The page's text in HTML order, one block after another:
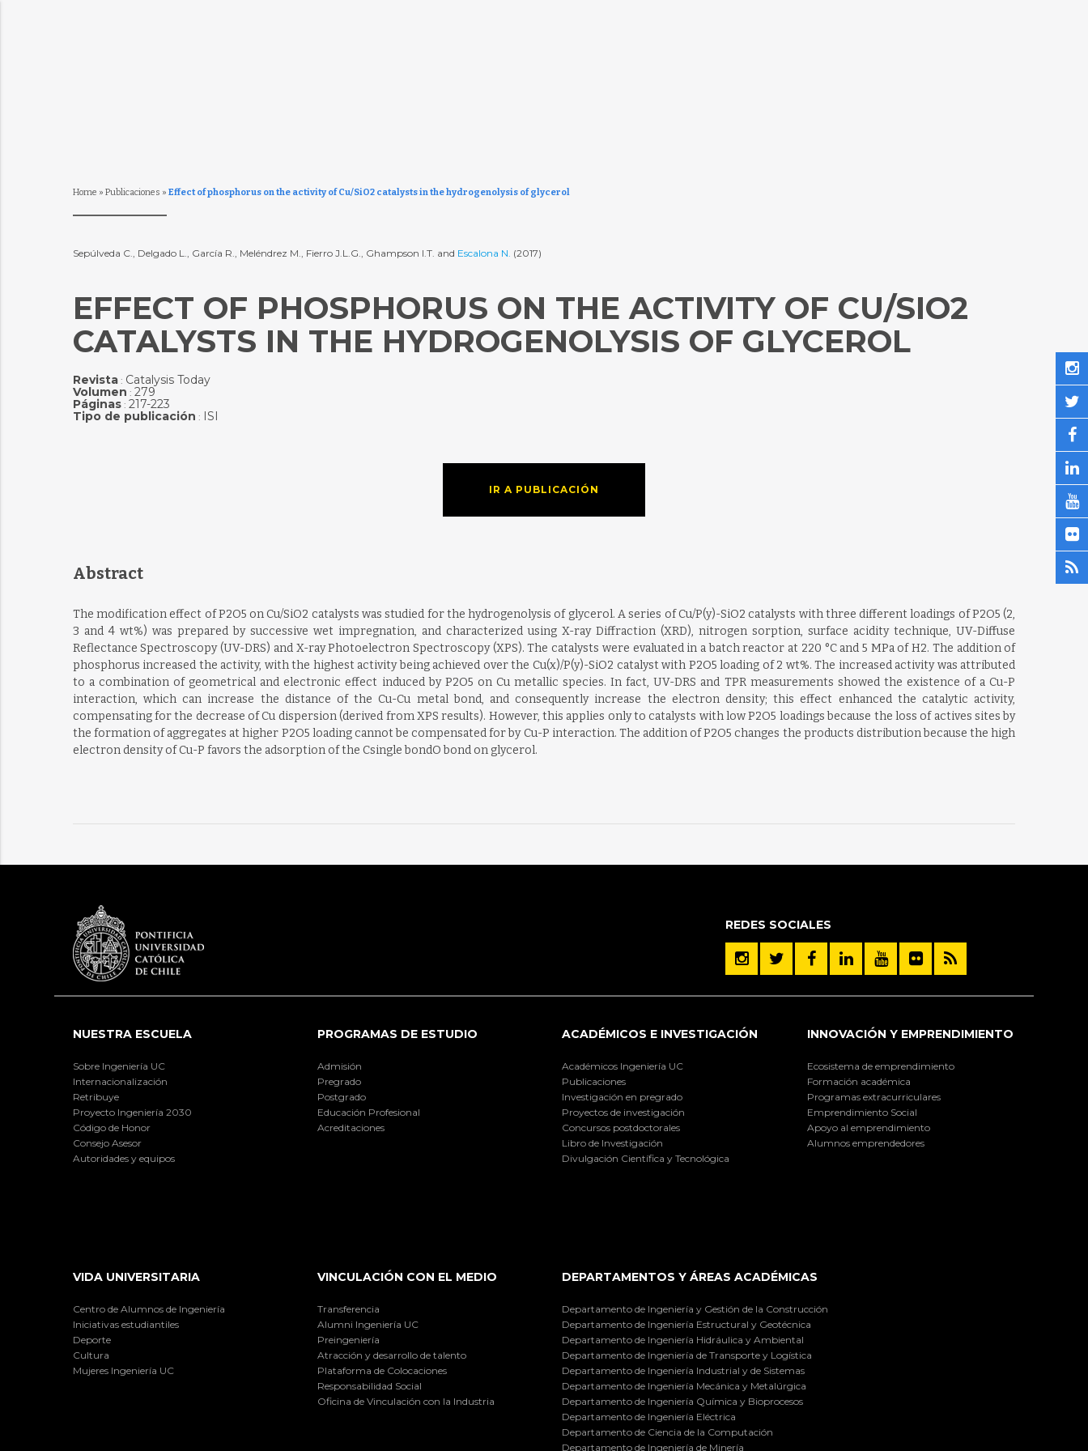
Home » Publicaciones » Effect of phosphorus on the activity of Cu/SiO2 catalysts in the hydrogenolysis of glycerol
Sepúlveda C., Delgado L., García R., Meléndrez M., Fierro J.L.G., Ghampson I.T. and Escalona N. (2017)
EFFECT OF PHOSPHORUS ON THE ACTIVITY OF CU/SIO2
CATALYSTS IN THE HYDROGENOLYSIS OF GLYCEROL
Revista: Catalysis Today
Volumen : 279
Páginas: 217-223
Tipo de publicación : ISI
IR A PUBLICACIÓN
Abstract
The modification effect of P2O5 on Cu/SiO2 catalysts was studied for the hydrogenolysis of glycerol. A series of Cu/P(y)-SiO2 catalysts with three different loadings of P2O5 (2,
3 and 4 wt%) was prepared by successive wet impregnation, and characterized using X-ray Diffraction (XRD), nitrogen sorption, surface acidity technique, UV-Diffuse
Reflectance Spectroscopy (UV-DRS) and X-ray Photoelectron Spectroscopy (XPS). The catalysts were evaluated in a batch reactor at 220 °C and 5 MPa of H2. The addition of
phosphorus increased the activity, with the highest activity being achieved over the Cu(x)/P(y)-SiO2 catalyst with P2O5 loading of 2 wt%. The increased activity was attributed
to a combination of geometrical and electronic effect induced by P2O5 on Cu metallic species. In fact, UV-DRS and TPR measurements showed the existence of a Cu-P
interaction, which can increase the distance of the Cu-Cu metal bond, and consequently increase the electron density; this effect enhanced the catalytic activity,
compensating for the decrease of Cu dispersion (derived from XPS results). However, this applies only to catalysts with low P2O5 loadings because the loss of actives sites by
the formation of aggregates at higher P2O5 loading cannot be compensated for by Cu-P interaction. The addition of P2O5 changes the products distribution because the high
electron density of Cu-P favors the adsorption of the Csingle bondO bond on glycerol.
REDES SOCIALES
NUESTRA ESCUELA
Sobre Ingeniería UC
Internacionalización
Retribuye
Proyecto Ingeniería 2030
Código de Honor
Consejo Asesor
Autoridades y equipos
PROGRAMAS DE ESTUDIO
Admisión
Pregrado
Postgrado
Educación Profesional
Acreditaciones
ACADÉMICOS E INVESTIGACIÓN
Académicos Ingeniería UC
Publicaciones
Investigación en pregrado
Proyectos de investigación
Concursos postdoctorales
Libro de Investigación
Divulgación Científica y Tecnológica
INNOVACIÓN Y EMPRENDIMIENTO
Ecosistema de emprendimiento
Formación académica
Programas extracurriculares
Emprendimiento Social
Apoyo al emprendimiento
Alumnos emprendedores
VIDA UNIVERSITARIA
Centro de Alumnos de Ingeniería
Iniciativas estudiantiles
Deporte
Cultura
Mujeres Ingeniería UC
VINCULACIÓN CON EL MEDIO
Transferencia
Alumni Ingeniería UC
Preingeniería
Atracción y desarrollo de talento
Plataforma de Colocaciones
Responsabilidad Social
Oficina de Vinculación con la Industria
DEPARTAMENTOS Y ÁREAS ACADÉMICAS
Departamento de Ingeniería y Gestión de la Construcción
Departamento de Ingeniería Estructural y Geotécnica
Departamento de Ingeniería Hidráulica y Ambiental
Departamento de Ingeniería de Transporte y Logística
Departamento de Ingeniería Industrial y de Sistemas
Departamento de Ingeniería Mecánica y Metalúrgica
Departamento de Ingeniería Química y Bioprocesos
Departamento de Ingeniería Eléctrica
Departamento de Ciencia de la Computación
Departamento de Ingeniería de Minería